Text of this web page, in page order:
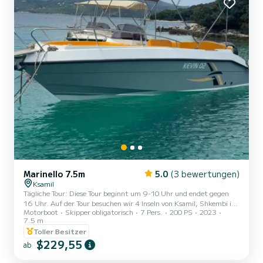
Marinello 7.5m 5.0 (3 bewertungen)
Ksamil
Tägliche Tour: Diese Tour beginnt um 9-10 Uhr und endet gegen
16 Uhr. Auf der Tour besuchen wir 4 Inseln von Ksamil, Shkembi i
keq (Stop zum Schwimmen), Perma e Thate, Ali Paschas Schloss
(Stop bei Muschelfarmen), Blue Bay (Stop zum Schwimmen und
Schnorcheln). Der nächste Stopp ist in der Ftelea-Bucht, wo wir
etwa 2 Stunden am Strand verbringen werden. Dort wird ein
Mittagessen mit frischem Fisch, Gemüse usw. auf dem Grill
Motorboot Skipper obligatorisch 7 Pers. 200 PS
2023
7.5 m
Toller Besitzer
ab $229,55